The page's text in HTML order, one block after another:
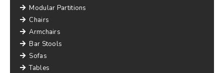
Modular Partitions
Chairs
Armchairs
Bar Stools
Sofas
Tables